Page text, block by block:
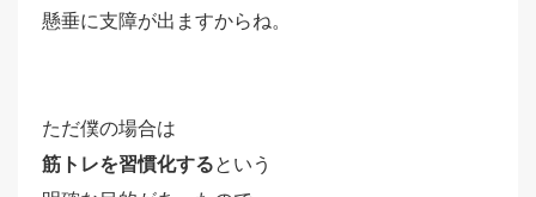
懸垂に支障が出ますからね。
ただ僕の場合は
筋トレを習慣化するという